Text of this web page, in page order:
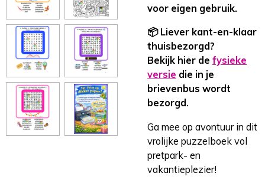
voor eigen gebruik.
📦 Liever kant-en-klaar
thuisbezorgd?
Bekijk hier de fysieke
versie die in je
brievenbus wordt
bezorgd.
Ga mee op avontuur in dit
vrolijke puzzelboek vol
pretpark- en
vakantieplezier!